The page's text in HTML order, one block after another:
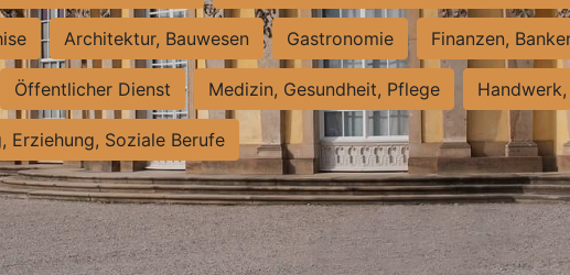
Architektur, Bauwesen Gastronomie Finanzen,
Öffentlicher Dienst Medizin, Gesundheit, Pflege
Erziehung, Soziale Berufe